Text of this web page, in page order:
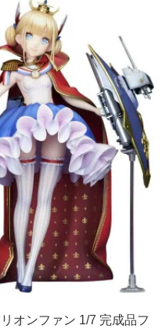
オンファン 1/7 完成品フ